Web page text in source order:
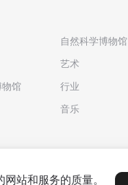
物馆
自然科学博物馆
艺术
行业
音乐
站和服务的质量。